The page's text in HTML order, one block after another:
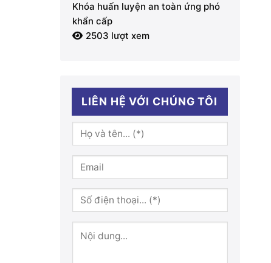
Khóa huấn luyện an toàn ứng phó
khẩn cấp
2503 lượt xem
LIÊN HỆ VỚI CHÚNG TÔI